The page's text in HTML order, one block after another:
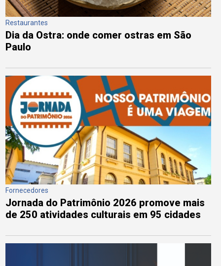
Restaurantes
Dia da Ostra: onde comer ostras em São
Paulo
Fornecedores
Jornada do Patrimônio 2026 promove mais
de 250 atividades culturais em 95 cidades